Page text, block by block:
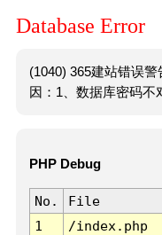
Database Error
(1040) 365建站错误
因：1、数据库密码不
PHP Debug
No. File
1
/index.php